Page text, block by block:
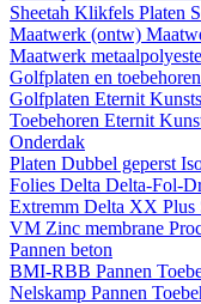
Sheetah Klikfels Platen
Maatwerk (ontw)
Maatwerk
Golfplaten en toebehoren
Golfplaten Eternit
Toebehoren Eternit
Onderdak
Platen Dubbel geperst
Folies Delta Delta-Fol-
Extremm Delta XX Plus
VM Zinc membrane
Pannen beton
BMI-RBB Pannen
Nelskamp Pannen